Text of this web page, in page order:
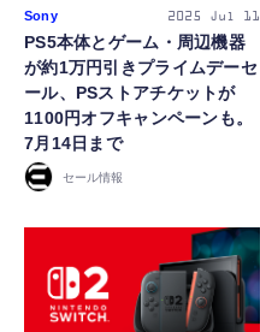
Sony 2025 Jul 11
PS5本体とゲーム・周辺機器
が約1万円引きプライムデーセ
ール、PSストアチケットが
1100円オフキャンペーンも。
7月14日まで
セール情報